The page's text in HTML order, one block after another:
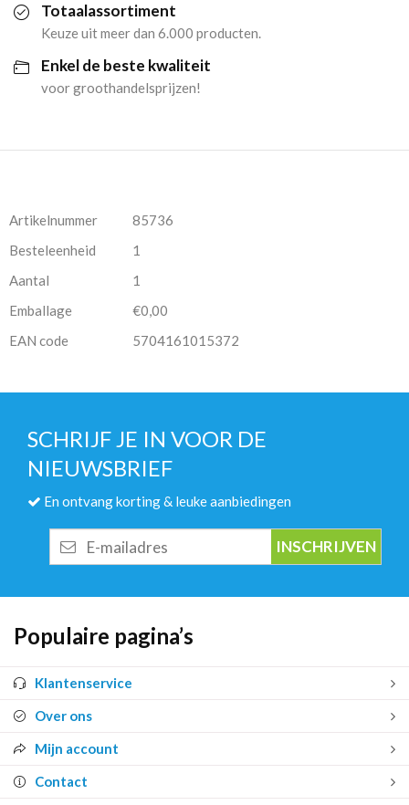
Totaalassortiment
Keuze uit meer dan 6.000 producten.
Enkel de beste kwaliteit
voor groothandelsprijzen!
Artikelnummer
85736
Besteleenheid
1
Aantal
1
Emballage
€0,00
EAN code
5704161015372
SCHRIJF JE IN VOOR DE
NIEUWSBRIEF
En ontvang korting & leuke aanbiedingen
mailadres
Populaire pagina’s
Klantenservice
Over ons
Mijn account
Contact